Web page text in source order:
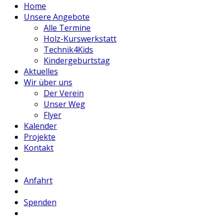
Home
Unsere Angebote
Alle Termine
Holz-Kurswerkstatt
Technik4Kids
Kindergeburtstag
Aktuelles
Wir über uns
Der Verein
Unser Weg
Flyer
Kalender
Projekte
Kontakt
Anfahrt
Spenden